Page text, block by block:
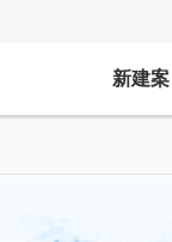
新建案